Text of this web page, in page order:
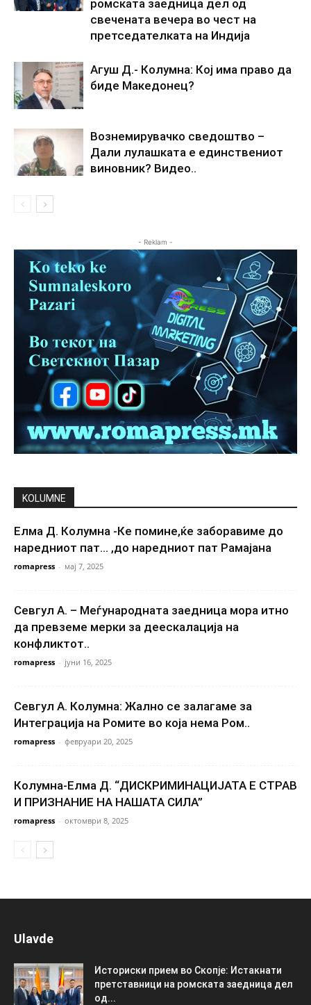
ромската заедница дел од
свечената вечера во чест на
претседателката на Индија
Агуш Д.- Колумна: Кој има право да
биде Македонец?
Вознемирувачко сведоштво –
Дали лулашката е единствениот
виновник? Видео..
- Reklam -
KOLUMNE
Елма Д. Колумна -Ке помине,ќе заборавиме до
наредниот пат… ,до наредниот пат Рамајана
romapress - мај 7, 2025
Севгул А. – Меѓународната заедница мора итно
да превземе мерки за деескалација на
конфликтот..
romapress - јуни 16, 2025
Севгул А. Колумна: Жално се залагаме за
Интеграција на Ромите во која нема Ром..
romapress - февруари 20, 2025
Колумна-Елма Д. “ДИСКРИМИНАЦИЈАТА Е СТРАВ
И ПРИЗНАНИЕ НА НАШАТА СИЛА”
romapress - октомври 8, 2025
Ulavde
Историски прием во Скопје: Истакнати
претставници на ромската заедница дел
од...